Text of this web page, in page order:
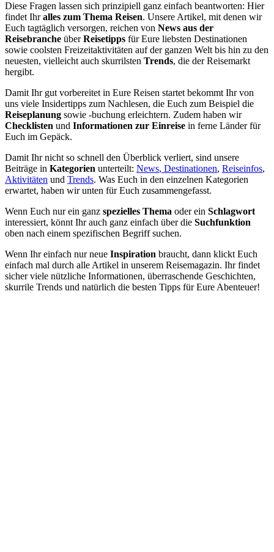
Diese Fragen lassen sich prinzipiell ganz einfach beantworten: Hier
findet Ihralles zum Thema Reisen. Unsere Artikel, mit denen wir
Euch tagtäglich versorgen, reichen von News aus der
Reisebranche überReisetipps für Eure liebsten Destinationen
sowie coolsten Freizeitaktivitäten auf der ganzen Welt bis hin zu den
neuesten, vielleicht auch skurrilsten Trends, die der Reisemarkt
hergibt.
Damit Ihr gut vorbereitet in Eure Reisen startet bekommt Ihr von
uns viele Insidertipps zum Nachlesen, die Euch zum Beispiel die
Reiseplanung sowie -buchung erleichtern. Zudem haben wir
Checklisten und Informationen zur Einreise in ferne Länder für
Euch im Gepäck.
Damit Ihr nicht so schnell den Überblick verliert, sind unsere
Beiträge in Kategorien unterteilt: News, Destinationen, Reiseinfos,
Aktivitäten und Trends. Was Euch in den einzelnen Kategorien
erwartet, haben wir unten für Euch zusammengefasst.
Wenn Euch nur ein ganz spezielles Thema oder ein Schlagwort
interessiert, könnt Ihr auch ganz einfach über die Suchfunktion
oben nach einem spezifischen Begriff suchen.
Wenn Ihr einfach nur neue Inspiration braucht, dann klickt Euch
einfach mal durch alle Artikel in unserem Reisemagazin. Ihr findet
sicher viele nützliche Informationen, überraschende Geschichten,
skurrile Trends und natürlich die besten Tipps für Eure Abenteuer!